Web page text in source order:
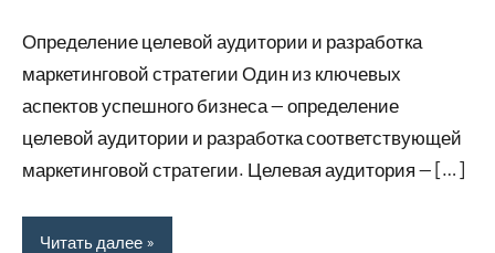
Определение целевой аудитории и разработка
маркетинговой стратегии Один из ключевых
аспектов успешного бизнеса — определение
целевой аудитории и разработка соответствующей
маркетинговой стратегии. Целевая аудитория — […]
Читать далее